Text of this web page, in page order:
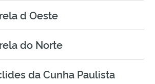
d Oeste
do Norte
da Cunha Paulista